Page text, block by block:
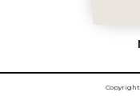
Copyright